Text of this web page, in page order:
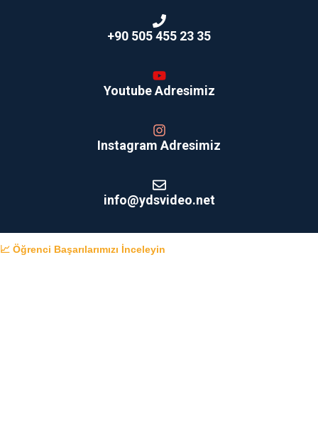
+90 505 455 23 35
Youtube Adresimiz
Instagram Adresimiz
info@ydsvideo.net
📈 Öğrenci Başarılarımızı İnceleyin